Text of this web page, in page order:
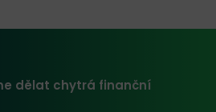
dělat chytrá finanční